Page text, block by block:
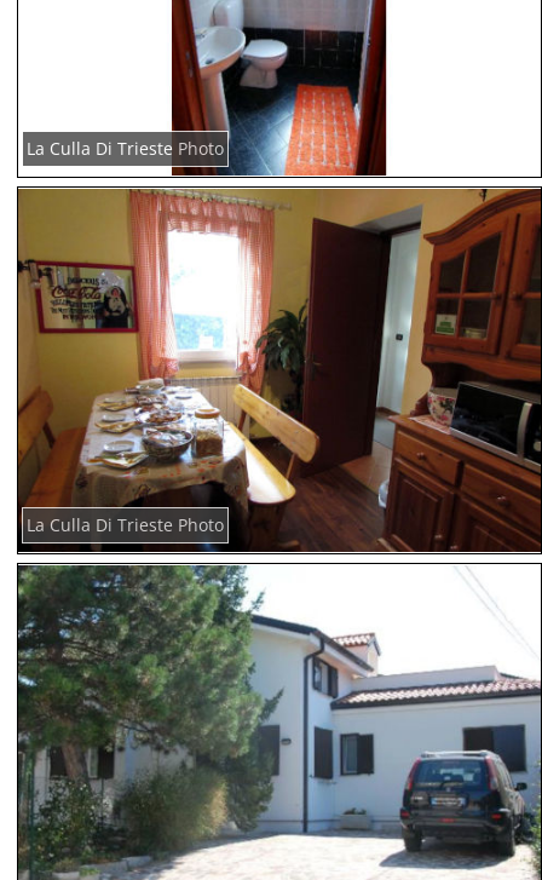
La Culla Di Trieste Photo
La Culla Di Trieste Photo